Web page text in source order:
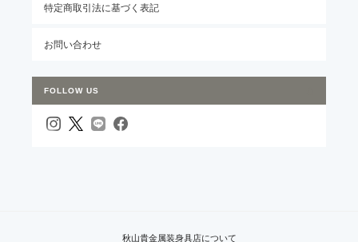
特定商取引法に基づく表記
お問い合わせ
FOLLOW US
秋山貴金属装身具店について